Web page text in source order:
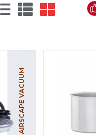
AIRSCAPE VACUUM